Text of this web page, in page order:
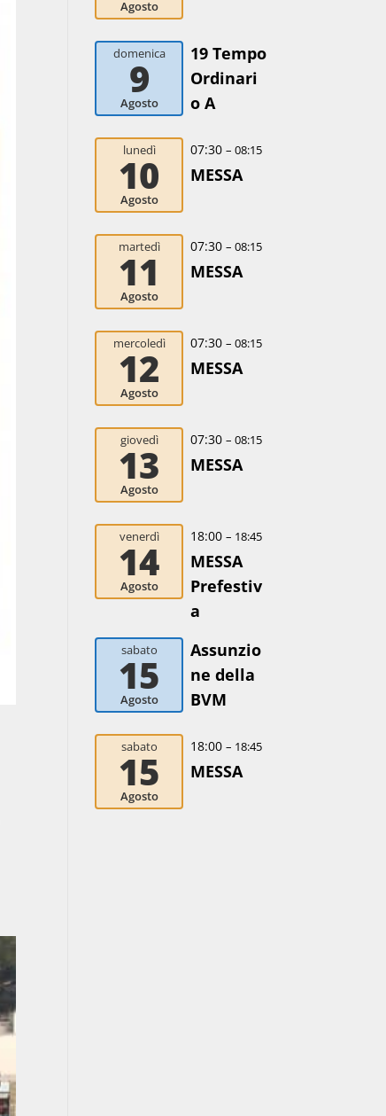
Agosto
domenica
9
Agosto
19 Tempo
Ordinari
o A
lunedì
10
Agosto
07:30 – 08:15
MESSA
martedì
11
Agosto
07:30 – 08:15
MESSA
mercoledì
12
Agosto
07:30 – 08:15
MESSA
giovedì
13
Agosto
07:30 – 08:15
MESSA
venerdì
14
Agosto
18:00 – 18:45
MESSA
Prefestiv
a
sabato
15
Agosto
Assunzio
ne della
BVM
sabato
15
Agosto
18:00 – 18:45
MESSA